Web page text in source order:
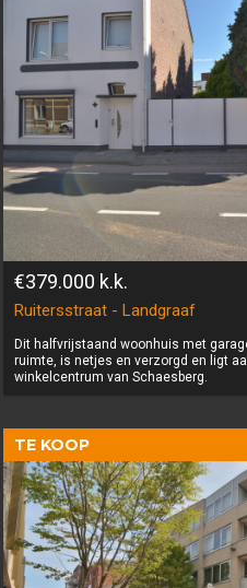
€379.000 k.k.
Ruitersstraat - Landgraaf
Dit halfvrijstaand woonhuis met
ruimte, is netjes en verzorgd en ligt
winkelcentrum van Schaesberg.
TE KOOP